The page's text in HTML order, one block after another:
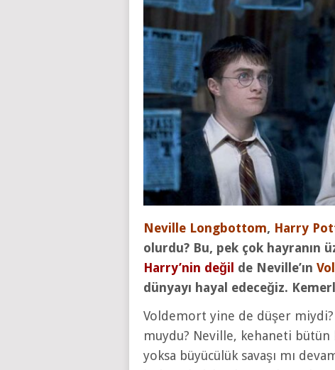
Neville Longbottom, Harry
olurdu? Bu, pek çok hayranın
Harry’nin değil de Neville’ın
dünyayı hayal edeceğiz.
Voldemort yine de düşer miydi?
muydu? Neville, kehaneti
yoksa büyücülük savaşı mı